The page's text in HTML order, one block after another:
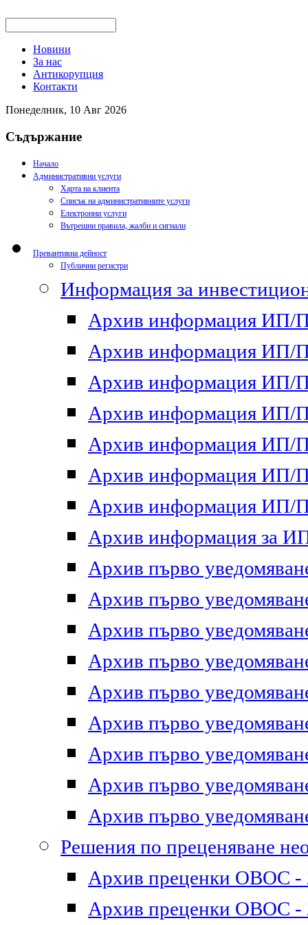
Новини
За нас
Антикорупция
Контакти
Понеделник, 10 Авг 2026
Съдържание
Начало
Административни услуги
Харта на клиента
Списък на административните услуги
Електронни услуги
Вътрешни правила, жалби и сигнали
Превантивна дейност
Публични регистри
Информация за
Архив информация ИП/
Архив информация ИП/
Архив информация ИП/
Архив информация ИП/
Архив информация ИП/
Архив информация ИП/
Архив информация ИП/
Архив информация за
Архив първо
Архив първо
Архив първо
Архив първо
Архив първо
Архив първо
Архив първо
Архив първо
Архив първо
Решения по преценяване
Архив преценки ОВОС -
Архив преценки ОВОС -